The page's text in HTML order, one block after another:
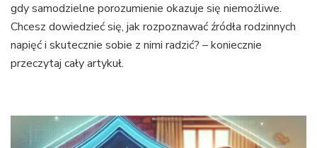
gdy samodzielne porozumienie okazuje się niemożliwe.
Chcesz dowiedzieć się, jak rozpoznawać źródła rodzinnych
napięć i skutecznie sobie z nimi radzić? – koniecznie
przeczytaj cały artykuł.